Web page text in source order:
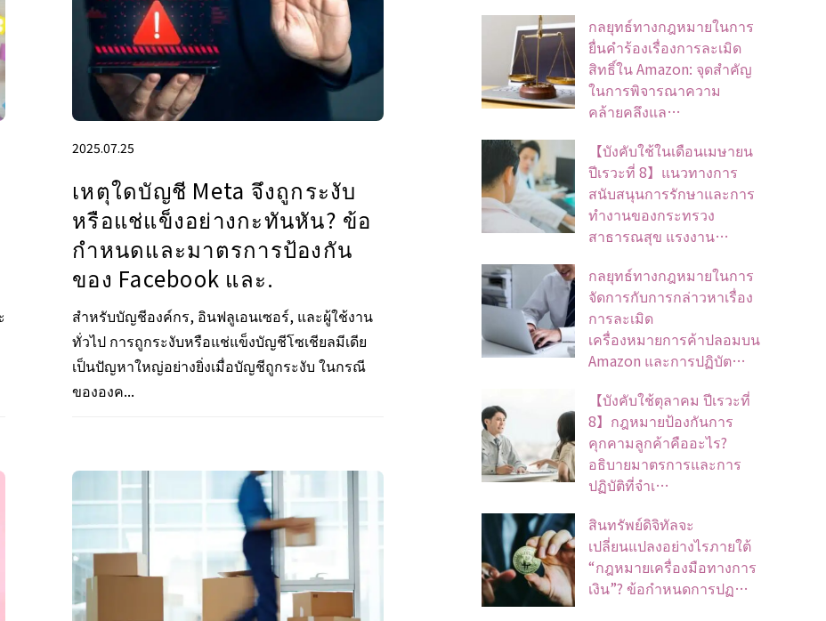
2025.07.25
เหตุใดบัญชี Meta จึงถูกระงับ
หรือแช่แข็งอย่างกะทันหัน? ข้อ
กําหนดและมาตรการป้องกัน
ของ Facebook และ.
สำหรับบัญชีองค์กร, อินฟลูเอนเซอร์, และผู้ใช้งาน
ทั่วไป การถูกระงับหรือแช่แข็งบัญชีโซเชียลมีเดีย
เป็นปัญหาใหญ่อย่างยิ่งเมื่อบัญชีถูกระงับ ในกรณี
ขององค...
กลยุทธ์ทางกฎหมายในการ
ยื่นคำร้องเรื่องการละเมิด
สิทธิ์ใน Amazon: จุดสำคัญ
ในการพิจารณาความ
คล้ายคลึงแล…
【บังคับใช้ในเดือนเมษายน
ปีเรวะที่ 8】แนวทางการ
สนับสนุนการรักษาและการ
ทำงานของกระทรวง
สาธารณสุข แรงงาน…
กลยุทธ์ทางกฎหมายในการ
จัดการกับการกล่าวหาเรื่อง
การละเมิด
เครื่องหมายการค้าปลอมบน
Amazon และการปฏิบัต…
【บังคับใช้ตุลาคม ปีเรวะที่
8】กฎหมายป้องกันการ
คุกคามลูกค้าคืออะไร?
อธิบายมาตรการและการ
ปฏิบัติที่จำเ…
สินทรัพย์ดิจิทัลจะ
เปลี่ยนแปลงอย่างไรภายใต้
“กฎหมายเครื่องมือทางการ
เงิน”? ข้อกำหนดการปฏ…